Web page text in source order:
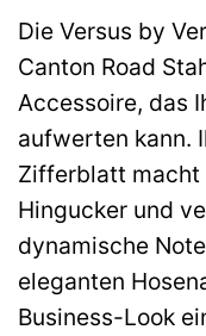
Die Versus by
Canton Road
Accessoire, das
aufwerten kann.
Zifferblatt macht
Hingucker und
dynamische
eleganten
Business-Look